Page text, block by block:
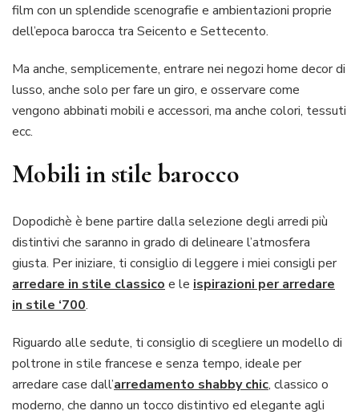
film con un splendide scenografie e ambientazioni proprie
dell’epoca barocca tra Seicento e Settecento.
Ma anche, semplicemente, entrare nei negozi home decor di
lusso, anche solo per fare un giro, e osservare come
vengono abbinati mobili e accessori, ma anche colori, tessuti
ecc.
Mobili in stile barocco
Dopodichè è bene partire dalla selezione degli arredi più
distintivi che saranno in grado di delineare l’atmosfera
giusta. Per iniziare, ti consiglio di leggere i miei consigli per
arredare in stile classico e le ispirazioni per arredare
in stile ‘700.
Riguardo alle sedute, ti consiglio di scegliere un modello di
poltrone in stile francese e senza tempo, ideale per
arredare case dall’arredamento shabby chic, classico o
moderno, che danno un tocco distintivo ed elegante agli